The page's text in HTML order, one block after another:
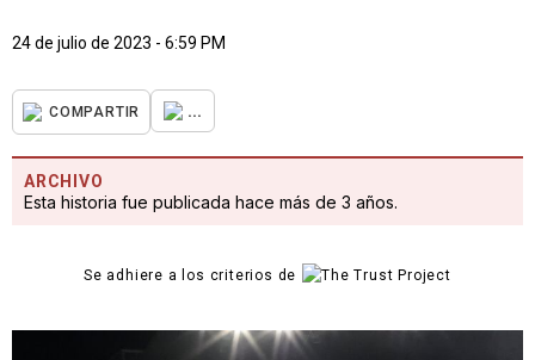
24 de julio de 2023 - 6:59 PM
COMPARTIR ...
ARCHIVO
Esta historia fue publicada hace más de 3 años.
Se adhiere a los criterios de